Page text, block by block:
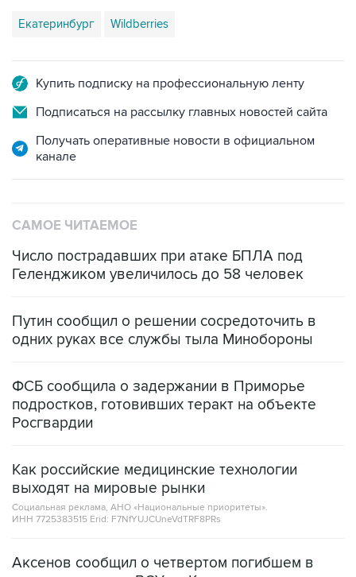
Екатеринбург Wildberries
Купить подписку на профессиональную ленту
Подписаться на рассылку главных новостей сайта
Получать оперативные новости в официальном
канале
САМОЕ ЧИТАЕМОЕ
Число пострадавших при атаке БПЛА под
Геленджиком увеличилось до 58 человек
Путин сообщил о решении сосредоточить в
одних руках все службы тыла Минобороны
ФСБ сообщила о задержании в Приморье
подростков, готовивших теракт на объекте
Росгвардии
Как российские медицинские технологии
выходят на мировые рынки
Социальная реклама, АНО «Национальные приоритеты».
ИНН 7725383515 Erid: F7NfYUJCUneVdTRF8PRs
Аксенов сообщил о четвертом погибшем в